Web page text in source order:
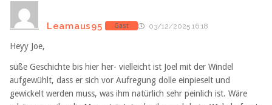
Leamaus95 Gast 03/12/2025 16:18
Heyy Joe,
süße Geschichte bis hier her- vielleicht ist Joel mit der Windel
aufgewühlt, dass er sich vor Aufregung dolle einpieselt und
gewickelt werden muss, was ihm natürlich sehr peinlich ist. Wäre